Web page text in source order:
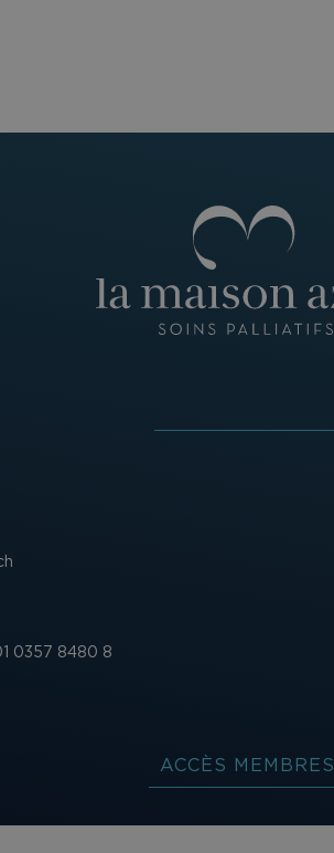
0357 8480 8
ACCÈS MEMBRES